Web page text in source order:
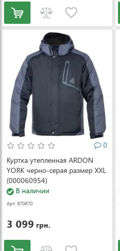
0
Куртка утепленная ARDON
YORK черно-серая размер XXL
(000060954)
В наличии
Арт: 870470
3 099 грн.